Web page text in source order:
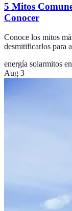
5 Mitos
Conocer
Conoce los mitos
desmitificarlos para
energía solarmitos
Aug 3